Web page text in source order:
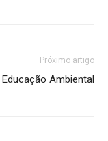
Próximo artigo
Educação Ambiental